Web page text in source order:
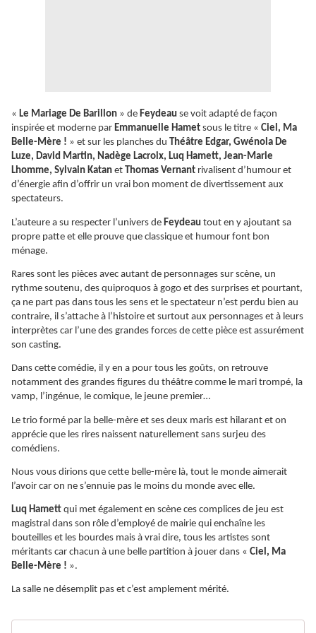
« Le Mariage De Barillon » de Feydeau se voit adapté de façon
inspirée et moderne par Emmanuelle Hamet sous le titre « Ciel, Ma
Belle-Mère ! » et sur les planches du Théâtre Edgar, Gwénola De
Luze, David Martin, Nadège Lacroix, Luq Hamett, Jean-Marie
Lhomme, Sylvain Katan et Thomas Vernant rivalisent d’humour et
d’énergie afin d’offrir un vrai bon moment de divertissement aux
spectateurs.
L’auteure a su respecter l’univers de Feydeau tout en y ajoutant sa
propre patte et elle prouve que classique et humour font bon
ménage.
Rares sont les pièces avec autant de personnages sur scène, un
rythme soutenu, des quiproquos à gogo et des surprises et pourtant,
ça ne part pas dans tous les sens et le spectateur n’est perdu bien au
contraire, il s’attache à l’histoire et surtout aux personnages et à leurs
interprètes car l’une des grandes forces de cette pièce est assurément
son casting.
Dans cette comédie, il y en a pour tous les goûts, on retrouve
notamment des grandes figures du théâtre comme le mari trompé, la
vamp, l’ingénue, le comique, le jeune premier…
Le trio formé par la belle-mère et ses deux maris est hilarant et on
apprécie que les rires naissent naturellement sans surjeu des
comédiens.
Nous vous dirions que cette belle-mère là, tout le monde aimerait
l’avoir car on ne s’ennuie pas le moins du monde avec elle.
Luq Hamett qui met également en scène ces complices de jeu est
magistral dans son rôle d’employé de mairie qui enchaîne les
bouteilles et les bourdes mais à vrai dire, tous les artistes sont
méritants car chacun à une belle partition à jouer dans « Ciel, Ma
Belle-Mère ! ».
La salle ne désemplit pas et c’est amplement mérité.